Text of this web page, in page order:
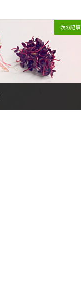
次の記事